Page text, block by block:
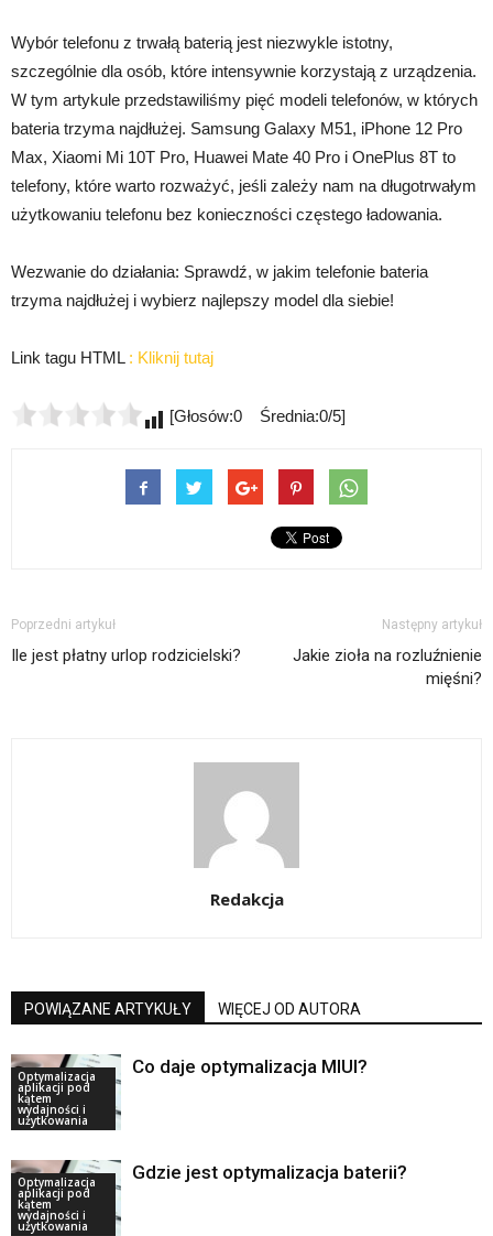
Wybór telefonu z trwałą baterią jest niezwykle istotny,
szczególnie dla osób, które intensywnie korzystają z urządzenia.
W tym artykule przedstawiliśmy pięć modeli telefonów, w których
bateria trzyma najdłużej. Samsung Galaxy M51, iPhone 12 Pro
Max, Xiaomi Mi 10T Pro, Huawei Mate 40 Pro i OnePlus 8T to
telefony, które warto rozważyć, jeśli zależy nam na długotrwałym
użytkowaniu telefonu bez konieczności częstego ładowania.
Wezwanie do działania: Sprawdź, w jakim telefonie bateria
trzyma najdłużej i wybierz najlepszy model dla siebie!
Link tagu HTML : Kliknij tutaj
[Głosów:0 Średnia:0/5]
Poprzedni artykuł
Ile jest płatny urlop rodzicielski?
Następny artykuł
Jakie zioła na rozluźnienie
mięśni?
Redakcja
POWIĄZANE ARTYKUŁY WIĘCEJ OD AUTORA
Optymalizacja
aplikacji pod
kątem
wydajności i
użytkowania
Co daje optymalizacja MIUI?
Optymalizacja
aplikacji pod
kątem
wydajności i
użytkowania
Gdzie jest optymalizacja baterii?